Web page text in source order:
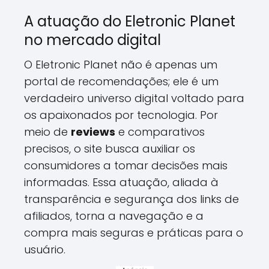
A atuação do Eletronic Planet
no mercado digital
O Eletronic Planet não é apenas um
portal de recomendações; ele é um
verdadeiro universo digital voltado para
os apaixonados por tecnologia. Por
meio de reviews e comparativos
precisos, o site busca auxiliar os
consumidores a tomar decisões mais
informadas. Essa atuação, aliada à
transparência e segurança dos links de
afiliados, torna a navegação e a
compra mais seguras e práticas para o
usuário.